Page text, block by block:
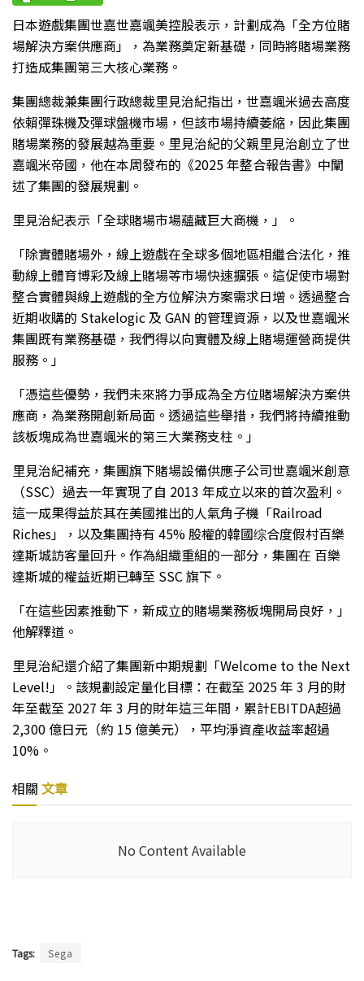
日本遊戲集團世嘉世嘉颯美控股表示，計劃成為「全方位賭
場解決方案供應商」，為業務奠定新基礎，同時將賭場業務
打造成集團第三大核心業務。
集團總裁兼集團行政總裁里見治紀指出，世嘉颯米過去高度
依賴彈珠機及彈球盤機市場，但該市場持續萎縮，因此集團
賭場業務的發展越為重要。里見治紀的父親里見治創立了世
嘉颯米帝國，他在本周發布的《2025 年整合報告書》中闡
述了集團的發展規劃。
里見治紀表示「全球賭場市場蘊藏巨大商機，」。
「除實體賭場外，線上遊戲在全球多個地區相繼合法化，推
動線上體育博彩及線上賭場等市場快速擴張。這促使市場對
整合實體與線上遊戲的全方位解決方案需求日增。透過整合
近期收購的 Stakelogic 及 GAN 的管理資源，以及世嘉颯米
集團既有業務基礎，我們得以向實體及線上賭場運營商提供
服務。」
「憑這些優勢，我們未來將力爭成為全方位賭場解決方案供
應商，為業務開創新局面。透過這些舉措，我們將持續推動
該板塊成為世嘉颯米的第三大業務支柱。」
里見治紀補充，集團旗下賭場設備供應子公司世嘉颯米創意
（SSC）過去一年實現了自 2013 年成立以來的首次盈利。
這一成果得益於其在美國推出的人氣角子機「Railroad
Riches」，以及集團持有 45% 股權的韓國综合度假村百樂
達斯城訪客量回升。作為組織重組的一部分，集團在 百樂
達斯城的權益近期已轉至 SSC 旗下。
「在這些因素推動下，新成立的賭場業務板塊開局良好，」
他解釋道。
里見治紀還介紹了集團新中期規劃「Welcome to the Next
Level!」。該規劃設定量化目標：在截至 2025 年 3 月的財
年至截至 2027 年 3 月的財年這三年間，累計EBITDA超過
2,300 億日元（約 15 億美元），平均淨資產收益率超過
10%。
相關 文章
No Content Available
Tags: Sega